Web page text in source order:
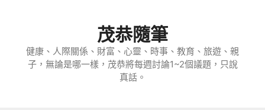
茂恭隨筆
健康、人際關係、財富、心靈、時事、教育、旅遊、親
子，無論是哪一樣，茂恭將每週討論1~2個議題，只說
真話。